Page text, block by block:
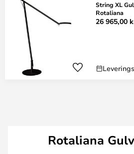
String XL
Rotaliana
26 965,00
Rotaliana